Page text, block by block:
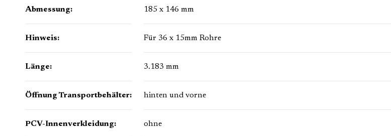
Abmessung: 185 x 146 mm
Hinweis: Für 36 x 15mm Rohre
Länge: 3.183 mm
Öffnung Transportbehälter: hinten und vorne
PCV-Innenverkleidung: ohne